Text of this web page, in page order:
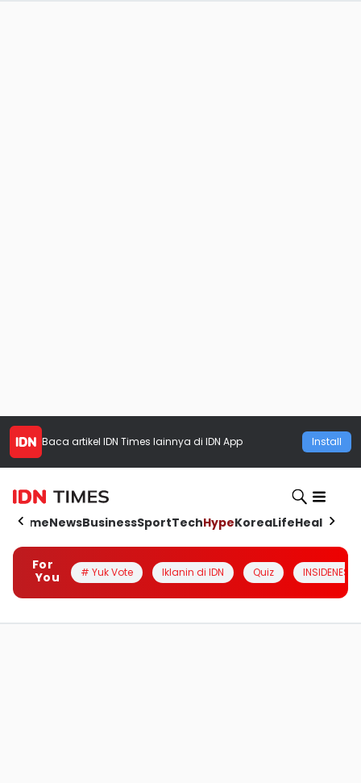
Baca artikel IDN Times lainnya di IDN App Install
HomeNewsBusinessSportTechHypeKoreaLifeHealth
For
You
# Yuk Vote Iklanin di IDN Quiz INSIDENESIA